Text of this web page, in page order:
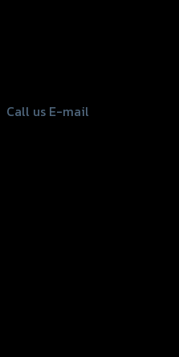
Call us E-mail